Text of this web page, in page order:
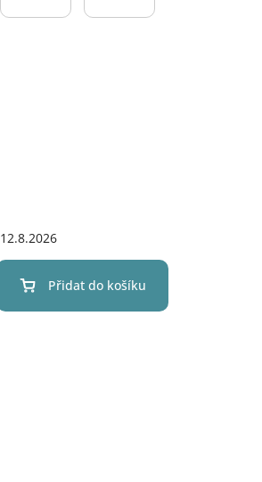
12.8.2026
Přidat do košíku